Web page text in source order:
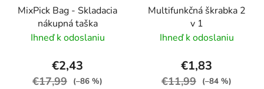
MixPick Bag - Skladacia
nákupná taška
Ihneď k odoslaniu
€2,43
€17,99 (–86 %)
Multifunkčná škrabka 2
v 1
Ihneď k odoslaniu
€1,83
€11,99 (–84 %)